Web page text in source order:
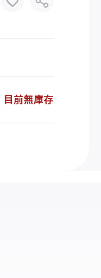
目前無庫存